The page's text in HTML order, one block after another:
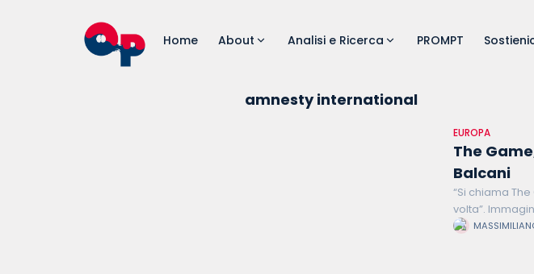
Home About Analisi e Ricerca PROMPT
amnesty international
EUROPA
The
Balcani
“Si chiama
volta”.
realtà dove vi